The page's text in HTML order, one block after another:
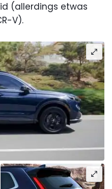
(allerdings etwas
V).